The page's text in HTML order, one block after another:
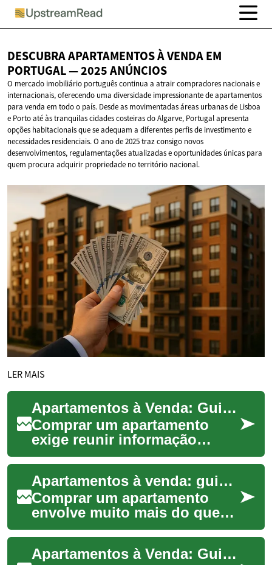
DESCUBRA APARTAMENTOS À VENDA EM
PORTUGAL —2025 ANÚNCIOS
O mercado imobiliário português continua a atrair compradores nacionais e
internacionais, oferecendo uma diversidade impressionante de apartamentos
para venda em todo o país. Desde as movimentadas áreas urbanas de Lisboa
e Porto até às tranquilas cidades costeiras do Algarve, Portugal apresenta
opções habitacionais que se adequam a diferentes perfis de investimento e
necessidades residenciais. O ano de 2025 traz consigo novos
desenvolvimentos, regulamentações atualizadas e oportunidades únicas para
quem procura adquirir propriedade no território nacional.
LER MAIS
Apartamentos à Venda: Guia para Escolha e Compra
Comprar um apartamento
exige reunir informação
prática sobre localização,
características do imóvel,
documentação e a...
Apartamentos à venda: guia prático para compradores
Comprar um apartamento
envolve muito mais do que
escolher estética: é preciso
avaliar localização,
segurança, documen...
Apartamentos à Venda: Guia para Escolha e Adaptação